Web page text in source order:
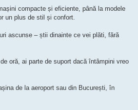
compacte și eficiente, până la modele
un plus de stil și confort.
ascunse – știi dinainte ce vei plăti, fără
oră, ai parte de suport dacă întâmpini vreo
de la aeroport sau din București, în